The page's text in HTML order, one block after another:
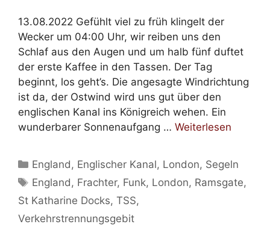
13.08.2022 Gefühlt viel zu früh klingelt der
Wecker um 04:00 Uhr, wir reiben uns den
Schlaf aus den Augen und um halb fünf duftet
der erste Kaffee in den Tassen. Der Tag
beginnt, los geht’s. Die angesagte Windrichtung
ist da, der Ostwind wird uns gut über den
englischen Kanal ins Königreich wehen. Ein
wunderbarer Sonnenaufgang … Weiterlesen
Kategorien
England, Englischer Kanal, London, Segeln
Schlagwörter
England, Frachter, Funk, London, Ramsgate,
St Katharine Docks, TSS,
Verkehrstrennungsgebit